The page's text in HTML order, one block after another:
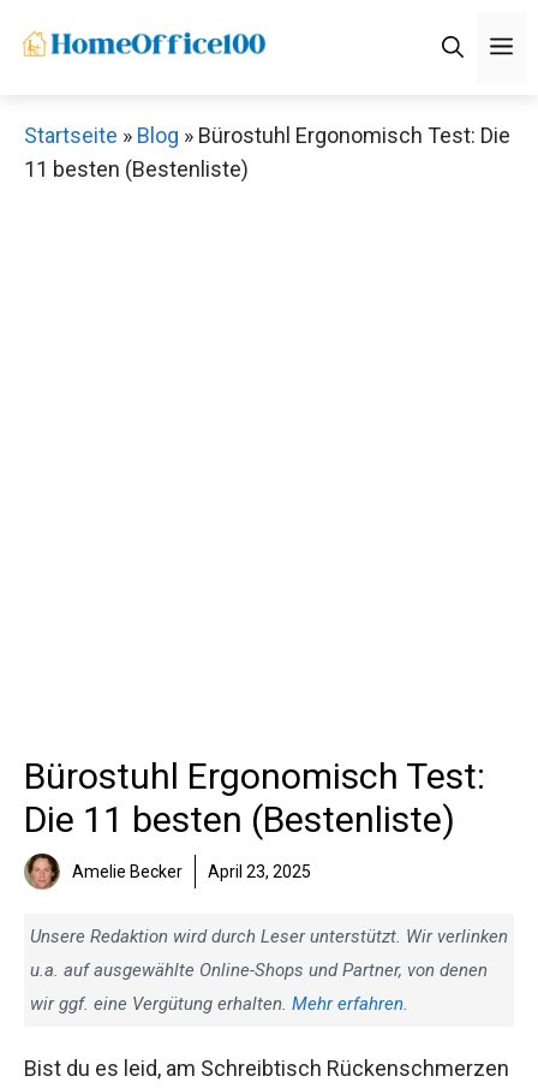
Inhalt
Startseite » Blog » Bürostuhl Ergonomisch Test: Die
11 besten (Bestenliste)
Bürostuhl Ergonomisch Test:
Die 11 besten (Bestenliste)
Amelie Becker April 23, 2025
Unsere Redaktion wird durch Leser unterstützt. Wir verlinken
u.a. auf ausgewählte Online-Shops und Partner, von denen
wir ggf. eine Vergütung erhalten. Mehr erfahren.
Bist du es leid, am Schreibtisch Rückenschmerzen